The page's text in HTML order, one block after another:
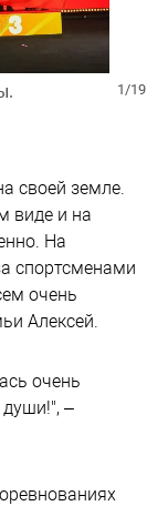
1/19
своей земле.
виде и на
На
спортсменами
очень
Алексей.
очень
–